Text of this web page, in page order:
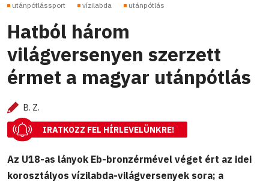
utánpótlássport vízilabda utánpótlás
Hatból három
világversenyen szerzett
érmet a magyar utánpótlás
B. Z.
IRATKOZZ FEL HÍRLEVELÜNKRE!
Az U18-as lányok Eb-bronzérmével véget ért az idei
korosztályos vízilabda-világversenyek sora; a